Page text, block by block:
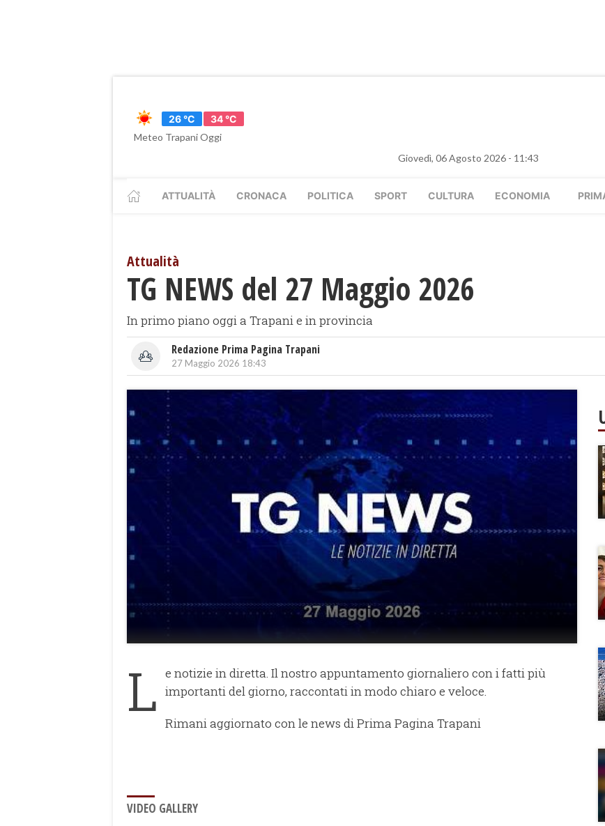
26 °C
34 °C
Meteo Trapani Oggi
Giovedì, 06 Agosto 2026 - 11:43
ATTUALITÀ CRONACA POLITICA SPORT CULTURA ECONOMIA
Attualità
​TG NEWS del 27 Maggio 2026
In primo piano oggi a Trapani e in provincia
Redazione Prima Pagina Trapani
27 Maggio 2026 18:43
L e notizie in diretta. Il nostro appuntamento giornaliero con i fatti più
importanti del giorno, raccontati in modo chiaro e veloce.
Rimani aggiornato con le news di Prima Pagina Trapani
VIDEO GALLERY